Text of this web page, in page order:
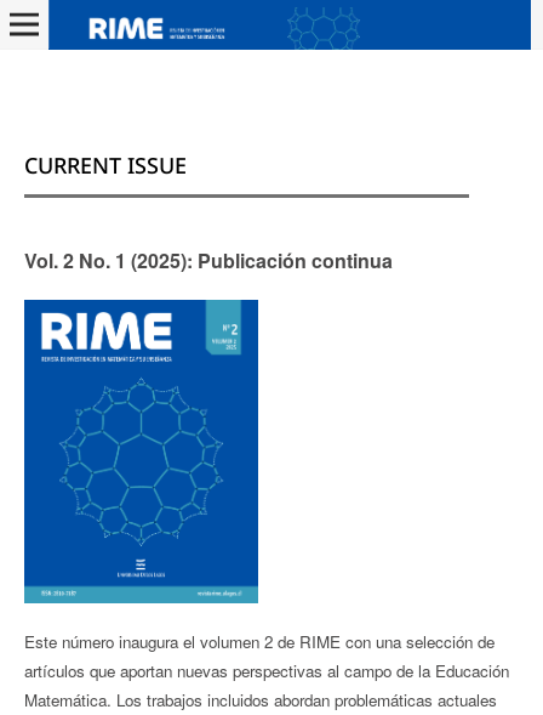
CURRENT ISSUE
Vol. 2 No. 1 (2025): Publicación continua
Este número inaugura el volumen 2 de RIME con una selección de
artículos que aportan nuevas perspectivas al campo de la Educación
Matemática. Los trabajos incluidos abordan problemáticas actuales